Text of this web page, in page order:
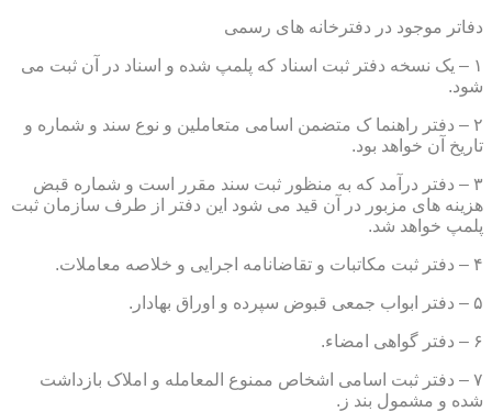
دفاتر موجود در دفترخانه های رسمی
۱ – یک نسخه دفتر ثبت اسناد که پلمپ شده و اسناد در آن ثبت می
شود.
۲ – دفتر راهنما ک متضمن اسامی متعاملین و نوع سند و شماره و
تاریخ آن خواهد بود.
۳ – دفتر درآمد که به منظور ثبت سند مقرر است و شماره قبض
هزینه های مزبور در آن قید می شود این دفتر از طرف سازمان ثبت
پلمپ خواهد شد.
۴ – دفتر ثبت مکاتبات و تقاضانامه اجرایی و خلاصه معاملات.
۵ – دفتر ابواب جمعی قبوض سپرده و اوراق بهادار.
۶ – دفتر گواهی امضاء.
۷ – دفتر ثبت اسامی اشخاص ممنوع المعامله و املاک بازداشت
شده و مشمول بند ز.